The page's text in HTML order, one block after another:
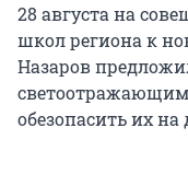
28 августа на
школ региона к
Назаров
обезопасить их на